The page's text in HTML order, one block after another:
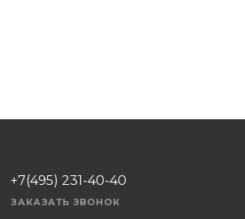
+7(495) 231-40-40
ЗАКАЗАТЬ ЗВОНОК